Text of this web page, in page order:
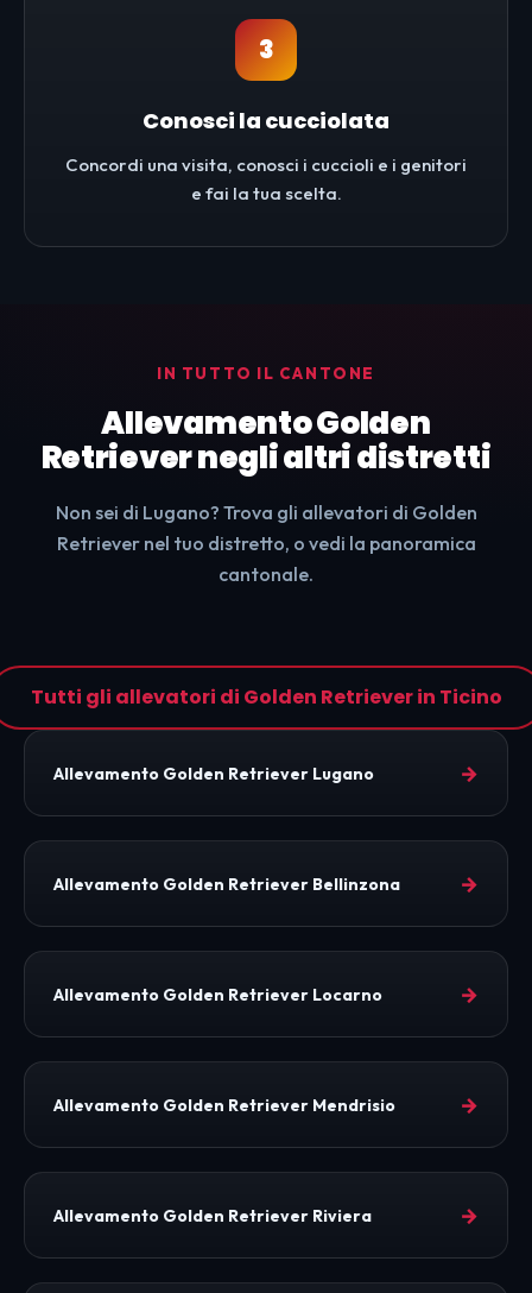
3
Conosci la cucciolata
Concordi una visita, conosci i cuccioli e i genitori
e fai la tua scelta.
IN TUTTO IL CANTONE
Allevamento Golden
Retriever negli altri distretti
Non sei di Lugano? Trova gli allevatori di Golden
Retriever nel tuo distretto, o vedi la panoramica
cantonale.
Tutti gli allevatori di Golden Retriever in Ticino
Allevamento Golden Retriever Lugano →
Allevamento Golden Retriever Bellinzona →
Allevamento Golden Retriever Locarno →
Allevamento Golden Retriever Mendrisio →
Allevamento Golden Retriever Riviera →